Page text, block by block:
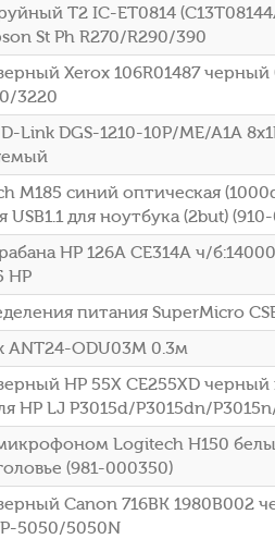
T2 IC-ET0814
St Ph R270/R290/390
Xerox 106R01487 черный
3220
Link DGS-1210-10P/ME/A1A
M185 синий оптическая
USB1.1 для ноутбука (2but)
HP 126A CE314A ч/
HP
питания SuperMicro
ANT24-ODU03M 0.3м
HP 55X CE255XD черный
HP LJ P3015d/P3015dn/
Logitech H150
(981-000350)
Canon 716BK 1980B002
5050/5050N